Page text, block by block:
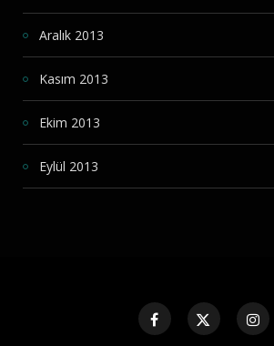
Aralık 2013
Kasım 2013
Ekim 2013
Eylül 2013